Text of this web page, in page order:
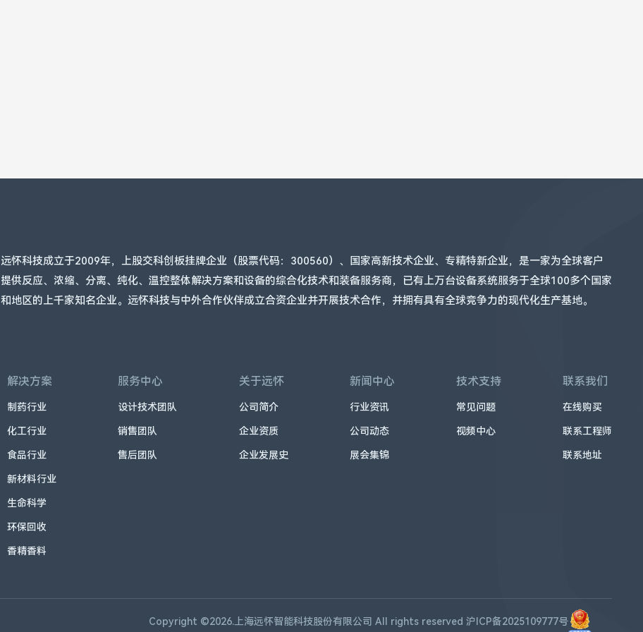
远怀科技成立于2009年，上股交科创板挂牌企业（股票代码：300560）、国家高新技术企业、专精特新企业，是一家为全球客户
提供反应、浓缩、分离、纯化、温控整体解决方案和设备的综合化技术和装备服务商，已有上万台设备系统服务于全球100多个国家
和地区的上千家知名企业。远怀科技与中外合作伙伴成立合资企业并开展技术合作，并拥有具有全球竞争力的现代化生产基地。
解决方案
制药行业
化工行业
食品行业
新材料行业
生命科学
环保回收
香精香料
服务中心
设计技术团队
销售团队
售后团队
关于远怀
公司简介
企业资质
企业发展史
新闻中心
行业资讯
公司动态
展会集锦
技术支持
常见问题
视频中心
联系我们
在线购买
联系工程师
联系地址
Copyright ©2026.上海远怀智能科技股份有限公司 All rights reserved沪ICP备2025109777号